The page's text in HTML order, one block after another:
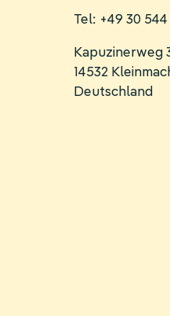
Tel: +49 30
Kapuzinerweg
14532
Deutschland